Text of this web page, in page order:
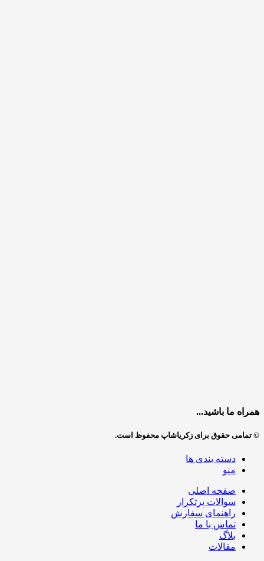
همراه ما باشید...
© تمامی حقوق برای زکریاشاپ محفوظ است.
دسته بندی ها
منو
صفحه اصلی
سوالات پرتکرار
راهنمای سفارش
تماس با ما
بلاگ
مقالات